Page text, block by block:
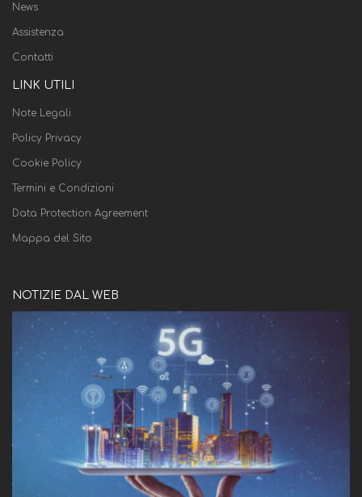
News
Assistenza
Contatti
LINK UTILI
Note Legali
Policy Privacy
Cookie Policy
Termini e Condizioni
Data Protection Agreement
Mappa del Sito
NOTIZIE DAL WEB